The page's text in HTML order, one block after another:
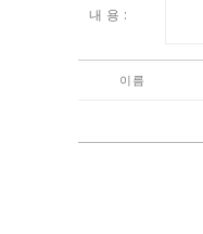
내 용 :
이름